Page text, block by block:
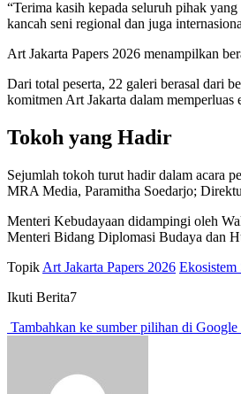
“Terima kasih kepada seluruh pihak
kancah seni regional dan juga
Art Jakarta Papers 2026 menampilkan
Dari total peserta, 22 galeri berasal dari
komitmen Art Jakarta dalam memperluas
Tokoh yang Hadir
Sejumlah tokoh turut hadir dalam acara
MRA Media, Paramitha Soedarjo;
Menteri Kebudayaan didampingi oleh
Menteri Bidang Diplomasi Budaya dan
Topik Art Jakarta Papers 2026 Ekosistem
Ikuti Berita7
Tambahkan ke sumber pilihan di Google